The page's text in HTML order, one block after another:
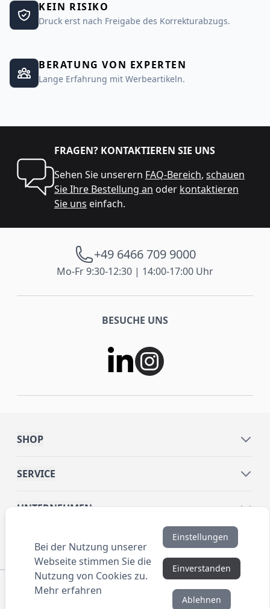
KEIN RISIKO
Druck erst nach Freigabe des Korrekturabzugs.
BERATUNG VON EXPERTEN
Lange Erfahrung mit Werbeartikeln.
FRAGEN? KONTAKTIEREN SIE UNS
Sehen Sie unserern FAQ-Bereich, schauen
Sie Ihre Bestellung an oder kontaktieren
Sie uns einfach.
+49 6466 709 9000
Mo-Fr 9:30-12:30 | 14:00-17:00 Uhr
BESUCHE UNS
SHOP
SERVICE
UNTERNEHMEN
INFORMATIONEN
© 2016 ANYBRAND.de. All Rights Reserved. Alle
Preisangaben sind Nettopreise zzgl. MwSt. und Versand.
Bei der Nutzung unserer
Webseite stimmen Sie die
Nutzung von Cookies zu.
Mehr erfahren
Einstellungen
Einverstanden
Ablehnen